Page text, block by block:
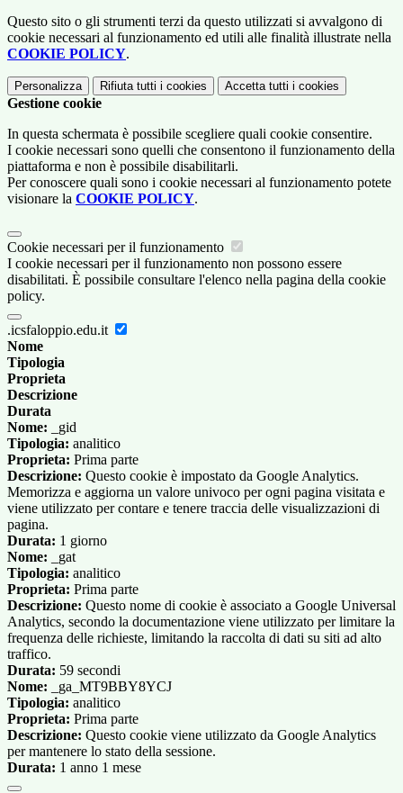
Questo sito o gli strumenti terzi da questo utilizzati si avvalgono di
cookie necessari al funzionamento ed utili alle finalità illustrate nella
COOKIE POLICY.
Personalizza Rifiuta tutti i cookies Accetta tutti i cookies
Gestione cookie
In questa schermata è possibile scegliere quali cookie consentire.
I cookie necessari sono quelli che consentono il funzionamento della
piattaforma e non è possibile disabilitarli.
Per conoscere quali sono i cookie necessari al funzionamento potete
visionare la COOKIE POLICY.
Cookie necessari per il funzionamento
I cookie necessari per il funzionamento non possono essere
disabilitati. È possibile consultare l'elenco nella pagina della cookie
policy.
.icsfaloppio.edu.it
Nome
Tipologia
Proprieta
Descrizione
Durata
Nome: _gid
Tipologia: analitico
Proprieta: Prima parte
Descrizione: Questo cookie è impostato da Google Analytics.
Memorizza e aggiorna un valore univoco per ogni pagina visitata e
viene utilizzato per contare e tenere traccia delle visualizzazioni di
pagina.
Durata: 1 giorno
Nome: _gat
Tipologia: analitico
Proprieta: Prima parte
Descrizione: Questo nome di cookie è associato a Google Universal
Analytics, secondo la documentazione viene utilizzato per limitare la
frequenza delle richieste, limitando la raccolta di dati su siti ad alto
traffico.
Durata: 59 secondi
Nome: _ga_MT9BBY8YCJ
Tipologia: analitico
Proprieta: Prima parte
Descrizione: Questo cookie viene utilizzato da Google Analytics
per mantenere lo stato della sessione.
Durata: 1 anno 1 mese